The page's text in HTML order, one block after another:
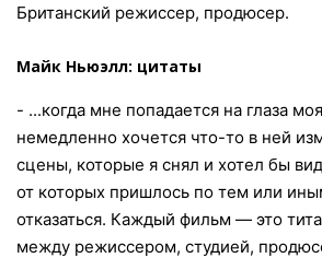
Британский режиссер, продюсер.
Майк Ньюэлл: цитаты
- ...когда мне попадается на глаза
немедленно хочется что-то в ней
сцены, которые я снял и хотел бы
от которых пришлось по тем или
отказаться. Каждый фильм — это
между режиссером, студией,